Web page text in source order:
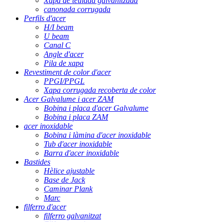
canonada corrugada
Perfils d'acer
H/I beam
U beam
Canal C
Angle d'acer
Pila de xapa
Revestiment de color d'acer
PPGI/PPGL
Xapa corrugada recoberta de color
Acer Galvalume i acer ZAM
Bobina i placa d'acer Galvalume
Bobina i placa ZAM
acer inoxidable
Bobina i làmina d'acer inoxidable
Tub d'acer inoxidable
Barra d'acer inoxidable
Bastides
Hèlice ajustable
Base de Jack
Caminar Plank
Marc
filferro d'acer
filferro galvanitzat